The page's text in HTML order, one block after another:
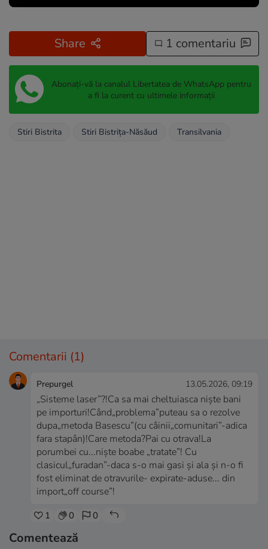
Share 1 comentariu
Abonați-vă la canalul Libertatea de WhatsApp pentru
a fi la curent cu ultimele informații
Stiri Bistrita Stiri Bistrița-Năsăud Transilvania
Comentarii (1)
Prepurgel 13.05.2026, 09:19
„Sisteme laser”?!Ca sa mai cheltuiasca niște bani
pe importuri!Când„problema”puteau sa o rezolve
dupa„metoda Basescu”(cu câinii„comunitari”-adica
fara stapân)!Care metoda?Pai cu otrava!La
porumbei cu...niște boabe „tratate”! Cu
clasicul„furadan”-daca s-o mai gasi și ala și n-o fi
fost eliminat de otravurile- expirate-aduse... din
import„off course”!
1 0 0
Comentează